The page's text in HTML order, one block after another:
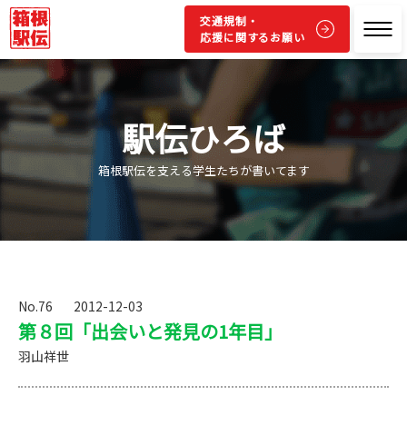
交通規制・
応援に関するお願い
駅伝ひろば
箱根駅伝を支える学生たちが書いてます
No.76 2012-12-03
第８回「出会いと発見の1年目」
羽山祥世